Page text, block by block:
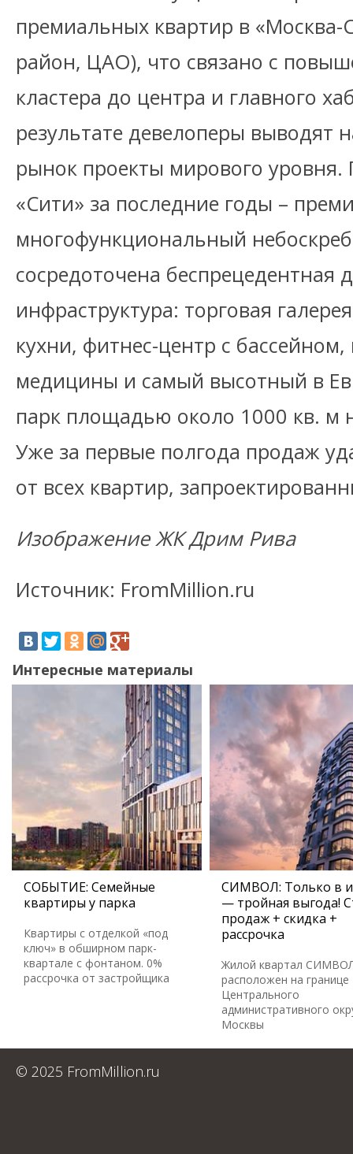
премиальных квартир в «Москва-
район, ЦАО), что связано с
кластера до центра и главного
результате девелоперы выводят
рынок проекты мирового уровня.
«Сити» за последние годы –
многофункциональный
сосредоточена беспрецедентная
инфраструктура: торговая
кухни, фитнес-центр с
медицины и самый высотный в
парк площадью около 1000 кв. м
Уже за первые полгода продаж
от всех квартир,
Изображение ЖК Дрим Рива
Источник: FromMillion.ru
Интересные материалы
СОБЫТИЕ: Семейные
квартиры у парка
Квартиры с отделкой «под
ключ» в обширном парк-
квартале с фонтаном. 0%
рассрочка от застройщика
СИМВОЛ: Только в
— тройная выгода!
продаж + скидка +
рассрочка
Жилой квартал
расположен на границе
Центрального
административного
Москвы
© 2025 FromMillion.ru